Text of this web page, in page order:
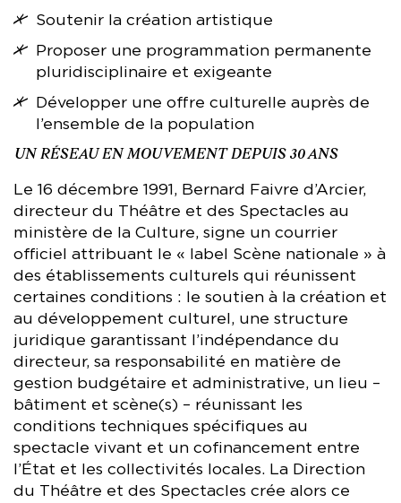
Soutenir la création artistique
Proposer une programmation permanente
pluridisciplinaire et exigeante
Développer une offre culturelle auprès de
l’ensemble de la population
UN RÉSEAU EN MOUVEMENT DEPUIS 30 ANS
Le 16 décembre 1991, Bernard Faivre d’Arcier,
directeur du Théâtre et des Spectacles au
ministère de la Culture, signe un courrier
officiel attribuant le « label Scène nationale » à
des établissements culturels qui réunissent
certaines conditions : le soutien à la création et
au développement culturel, une structure
juridique garantissant l’indépendance du
directeur, sa responsabilité en matière de
gestion budgétaire et administrative, un lieu –
bâtiment et scène(s) – réunissant les
conditions techniques spécifiques au
spectacle vivant et un cofinancement entre
l’État et les collectivités locales. La Direction
du Théâtre et des Spectacles crée alors ce